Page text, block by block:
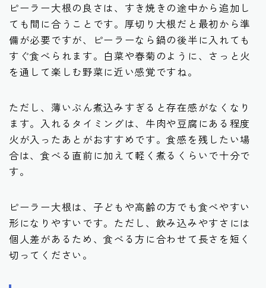
ピーラー大根の良さは、すき焼きの途中から追加し
ても間に合うことです。厚切り大根だと最初から準
備が必要ですが、ピーラーなら鍋の後半に入れても
すぐ食べられます。白菜や春菊のように、さっと火
を通して楽しむ野菜に近い感覚ですね。
ただし、薄いぶん煮込みすぎると存在感がなくなり
ます。入れるタイミングは、牛肉や豆腐にある程度
火が入ったあとがおすすめです。食感を残したい場
合は、食べる直前に加えて軽く煮るくらいで十分で
す。
ピーラー大根は、子どもや高齢の方でも食べやすい
形になりやすいです。ただし、飲み込みやすさには
個人差があるため、食べる方に合わせて長さを短く
切ってください。